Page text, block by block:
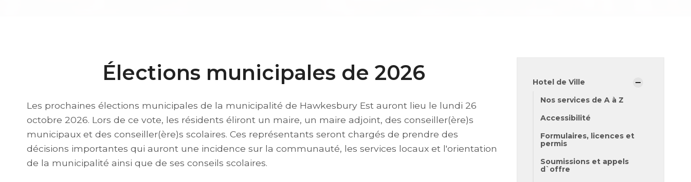
Élections municipales de 2026
Les prochaines élections municipales de la municipalité de Hawkesbury Est auront lieu le lundi 26
octobre 2026. Lors de ce vote, les résidents éliront un maire, un maire adjoint, des conseiller(ère)s
municipaux et des conseiller(ère)s scolaires. Ces représentants seront chargés de prendre des
décisions importantes qui auront une incidence sur la communauté, les services locaux et l'orientation
de la municipalité ainsi que de ses conseils scolaires.
Hotel de Ville
Nos services de A à Z
Accessibilité
Formulaires, licences et
permis
Soumissions et appels
d`offre